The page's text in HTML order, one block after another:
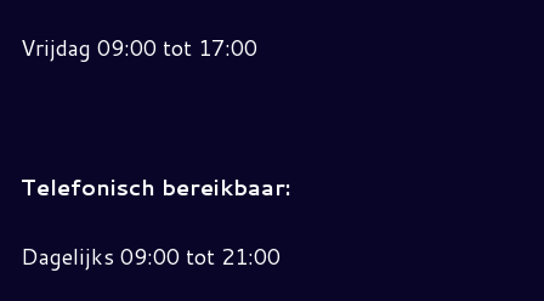
Vrijdag 09:00 tot 17:00
Telefonisch bereikbaar:
Dagelijks 09:00 tot 21:00